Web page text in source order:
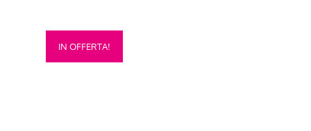
IN OFFERTA!
Questo
prodotto